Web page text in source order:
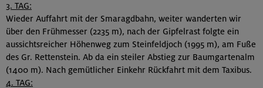
3. TAG:
Wieder Auffahrt mit der Smaragdbahn, weiter wanderten wir
über den Frühmesser (2235 m), nach der Gipfelrast folgte ein
aussichtsreicher Höhenweg zum Steinfeldjoch (1995 m), am Fuße
des Gr. Rettenstein. Ab da ein steiler Abstieg zur Baumgartenalm
(1400 m). Nach gemütlicher Einkehr Rückfahrt mit dem Taxibus.
4. TAG: